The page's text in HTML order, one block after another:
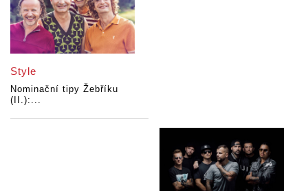
Style
Nominační tipy Žebříku
(II.):...